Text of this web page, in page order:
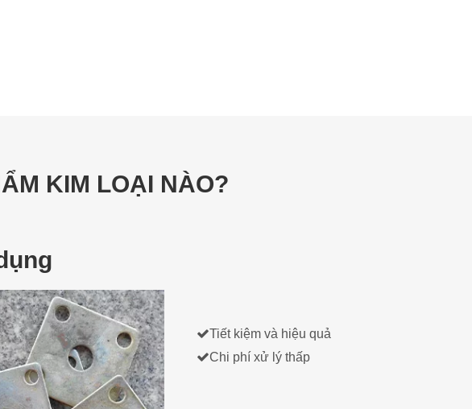
KIM LOẠI NÀO?
Tiết kiệm và hiệu quả
Chi phí xử lý thấp